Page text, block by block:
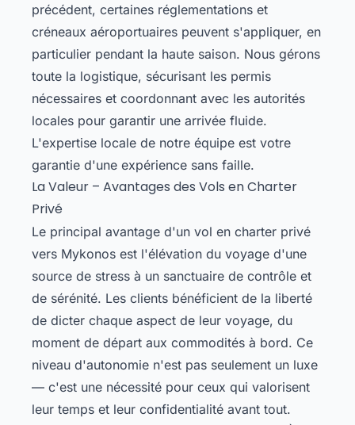
précédent, certaines réglementations et
créneaux aéroportuaires peuvent s'appliquer, en
particulier pendant la haute saison. Nous gérons
toute la logistique, sécurisant les permis
nécessaires et coordonnant avec les autorités
locales pour garantir une arrivée fluide.
L'expertise locale de notre équipe est votre
garantie d'une expérience sans faille.
La Valeur – Avantages des Vols en Charter
Privé
Le principal avantage d'un vol en charter privé
vers Mykonos est l'élévation du voyage d'une
source de stress à un sanctuaire de contrôle et
de sérénité. Les clients bénéficient de la liberté
de dicter chaque aspect de leur voyage, du
moment de départ aux commodités à bord. Ce
niveau d'autonomie n'est pas seulement un luxe
— c'est une nécessité pour ceux qui valorisent
leur temps et leur confidentialité avant tout.